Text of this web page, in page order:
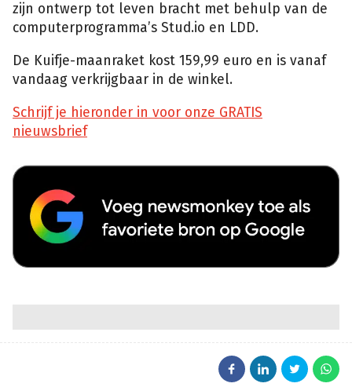
zijn ontwerp tot leven bracht met behulp van de
computerprogramma’s Stud.io en LDD.
De Kuifje-maanraket kost 159,99 euro en is vanaf
vandaag verkrijgbaar in de winkel.
Schrijf je hieronder in voor onze GRATIS
nieuwsbrief